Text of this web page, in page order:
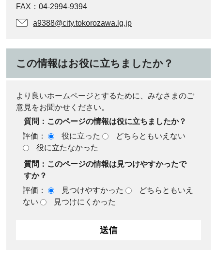
FAX：04-2994-9394
a9388@city.tokorozawa.lg.jp
この情報はお役に立ちましたか？
より良いホームページとするために、みなさまのご
意見をお聞かせください。
質問：このページの情報は役に立ちましたか？
評価：
役に立った
どちらともいえない
役に立たなかった
質問：このページの情報は見つけやすかったで
すか？
評価：
見つけやすかった
どちらともいえ
ない
見つけにくかった